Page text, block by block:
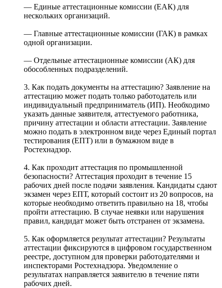
— Единые аттестационные комиссии (ЕАК) для
нескольких организаций.
— Главные аттестационные комиссии (ГАК) в рамках
одной организации.
— Отдельные аттестационные комиссии (АК) для
обособленных подразделений.
3. Как подать документы на аттестацию? Заявление на
аттестацию может подать только работодатель или
индивидуальный предприниматель (ИП). Необходимо
указать данные заявителя, аттестуемого работника,
причину аттестации и области аттестации. Заявление
можно подать в электронном виде через Единый портал
тестирования (ЕПТ) или в бумажном виде в
Ростехнадзор.
4. Как проходит аттестация по промышленной
безопасности? Аттестация проходит в течение 15
рабочих дней после подачи заявления. Кандидаты сдают
экзамен через ЕПТ, который состоит из 20 вопросов, на
которые необходимо ответить правильно на 18, чтобы
пройти аттестацию. В случае неявки или нарушения
правил, кандидат может быть отстранен от экзамена.
5. Как оформляется результат аттестации? Результаты
аттестации фиксируются в цифровом государственном
реестре, доступном для проверки работодателями и
инспекторами Ростехнадзора. Уведомление о
результатах направляется заявителю в течение пяти
рабочих дней.